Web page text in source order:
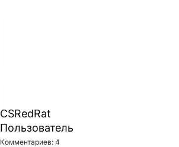
CSRedRat
Пользователь
Комментариев: 4